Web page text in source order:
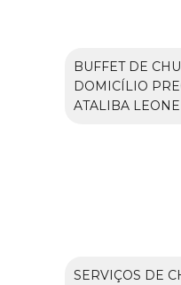
BUFFET DE
DOMICÍLIO
ATALIBA
SERVIÇOS DE